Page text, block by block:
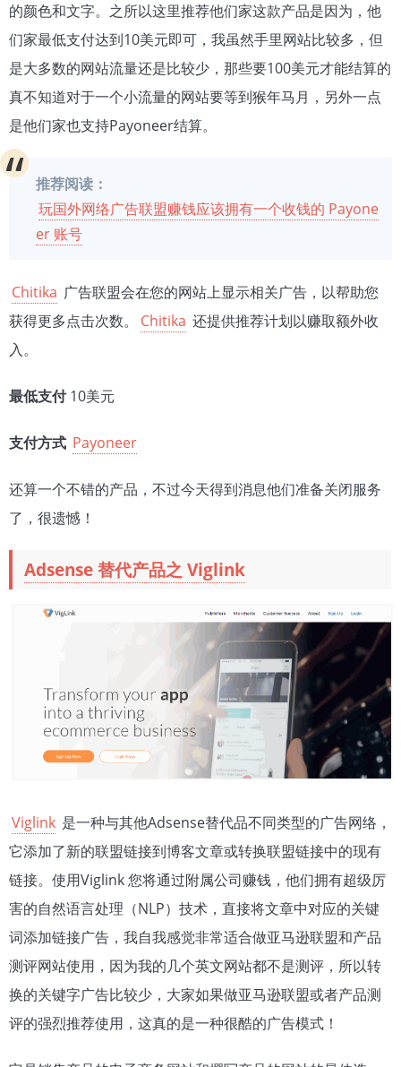
的颜色和文字。之所以这里推荐他们家这款产品是因为，他
们家最低支付达到10美元即可，我虽然手里网站比较多，但
是大多数的网站流量还是比较少，那些要100美元才能结算的
真不知道对于一个小流量的网站要等到猴年马月，另外一点
是他们家也支持Payoneer结算。
推荐阅读：
玩国外网络广告联盟赚钱应该拥有一个收钱的 Payone
er 账号
Chitika 广告联盟会在您的网站上显示相关广告，以帮助您
获得更多点击次数。
Chitika 还提供推荐计划以赚取额外收
入。
最低支付10美元
支付方式 Payoneer
还算一个不错的产品，不过今天得到消息他们准备关闭服务
了，很遗憾！
Adsense 替代产品之 Viglink
Viglink 是一种与其他Adsense替代品不同类型的广告网络，
它添加了新的联盟链接到博客文章或转换联盟链接中的现有
链接。使用Viglink 您将通过附属公司赚钱，他们拥有超级厉
害的自然语言处理（NLP）技术，直接将文章中对应的关键
词添加链接广告，我自我感觉非常适合做亚马逊联盟和产品
测评网站使用，因为我的几个英文网站都不是测评，所以转
换的关键字广告比较少，大家如果做亚马逊联盟或者产品测
评的强烈推荐使用，这真的是一种很酷的广告模式！